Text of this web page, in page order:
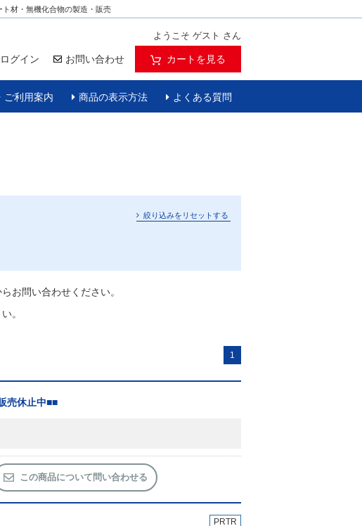
材・無機化合物の製造・販売
ようこそ ゲスト さん
ログイン お問い合わせ カートを見る
ご利用案内 商品の表示方法 よくある質問
絞り込みをリセットする
お問い合わせください。
。
1
休止中■■
この商品について問い合わせる
PRTR